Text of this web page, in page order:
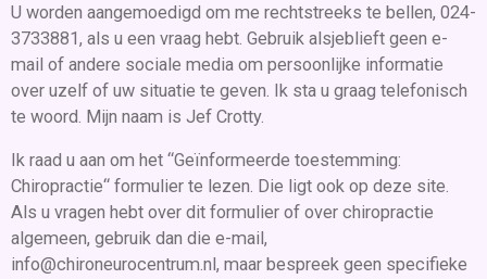
U worden aangemoedigd om me rechtstreeks te bellen, 024-
3733881, als u een vraag hebt. Gebruik alsjeblieft geen e-
mail of andere sociale media om persoonlijke informatie
over uzelf of uw situatie te geven. Ik sta u graag telefonisch
te woord. Mijn naam is Jef Crotty.
Ik raad u aan om het “Geïnformeerde toestemming:
Chiropractie“ formulier te lezen. Die ligt ook op deze site.
Als u vragen hebt over dit formulier of over chiropractie
algemeen, gebruik dan die e-mail,
info@chironeurocentrum.nl, maar bespreek geen specifieke